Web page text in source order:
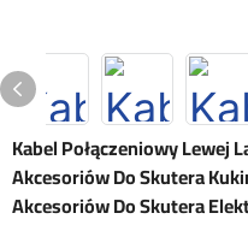
Kabel Połączeniowy Lewej
Akcesoriów Do Skutera
Akcesoriów Do Skutera